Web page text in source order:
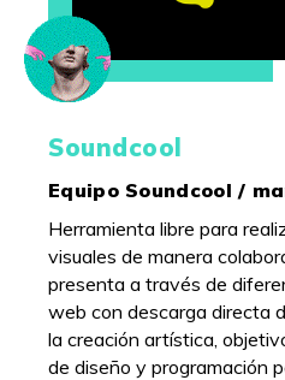
Soundcool
Equipo Soundcool /
Herramienta libre para
visuales de manera
presenta a través de
web con descarga directa
la creación artística,
de diseño y programación